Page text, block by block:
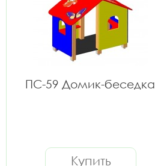
ПС-59 Домик-беседка
Купить